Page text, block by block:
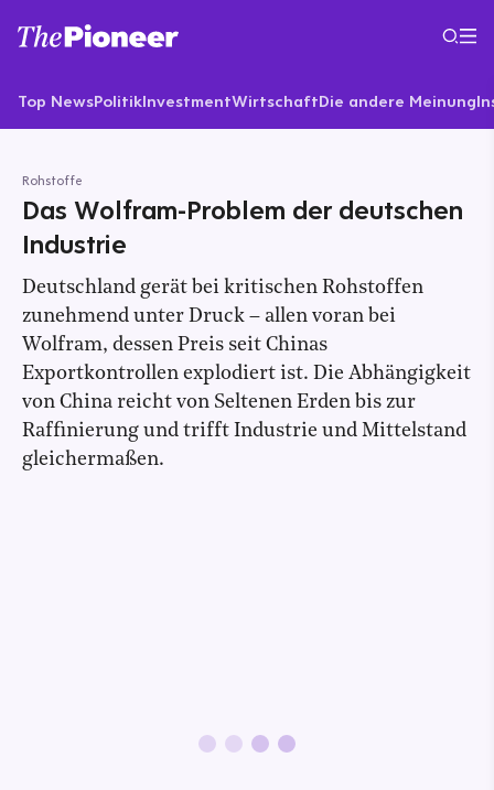
Top NewsPolitikInvestmentWirtschaftDie andere Meinung
Rohstoffe
Das Wolfram-Problem der deutschen
Industrie
Deutschland gerät bei kritischen Rohstoffen
zunehmend unter Druck – allen voran bei
Wolfram, dessen Preis seit Chinas
Exportkontrollen explodiert ist. Die Abhängigkeit
von China reicht von Seltenen Erden bis zur
Raffinierung und trifft Industrie und Mittelstand
gleichermaßen.